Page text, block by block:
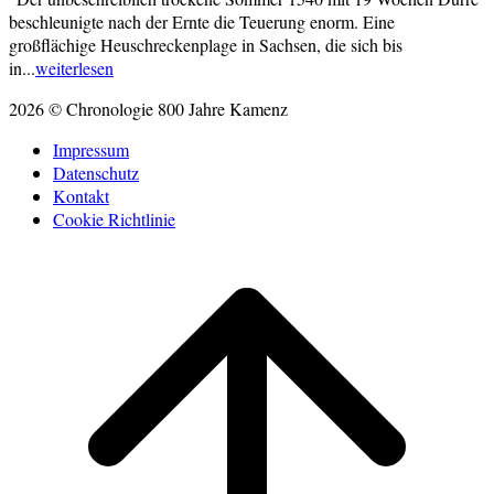
beschleunigte nach der Ernte die Teuerung enorm. Eine
großflächige Heuschreckenplage in Sachsen, die sich bis
in...weiterlesen
2026 © Chronologie 800 Jahre Kamenz
Impressum
Datenschutz
Kontakt
Cookie Richtlinie